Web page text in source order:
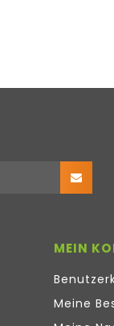
MEIN
Meine